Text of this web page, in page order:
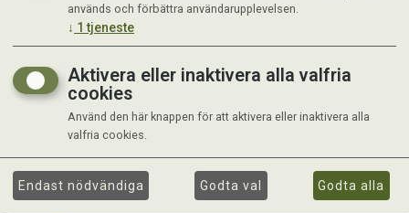
används och förbättra användarupplevelsen.
↓ 1 tjeneste
Aktivera eller inaktivera alla valfria
cookies
Använd den här knappen för att aktivera eller inaktivera alla
valfria cookies.
Endast nödvändiga Godta val Godta alla